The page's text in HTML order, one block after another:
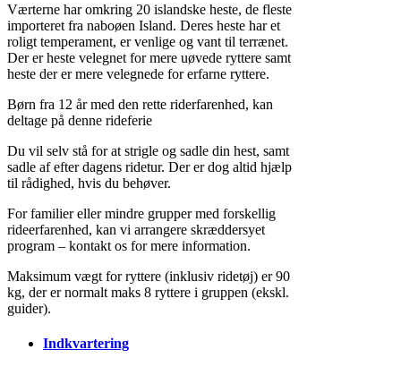
Værterne har omkring 20 islandske heste, de fleste
importeret fra naboøen Island. Deres heste har et
roligt temperament, er venlige og vant til terrænet.
Der er heste velegnet for mere uøvede ryttere samt
heste der er mere velegnede for erfarne ryttere.
Børn fra 12 år med den rette riderfarenhed, kan
deltage på denne rideferie
Du vil selv stå for at strigle og sadle din hest, samt
sadle af efter dagens ridetur. Der er dog altid hjælp
til rådighed, hvis du behøver.
For familier eller mindre grupper med forskellig
rideerfarenhed, kan vi arrangere skræddersyet
program – kontakt os for mere information.
Maksimum vægt for ryttere (inklusiv ridetøj) er 90
kg, der er normalt maks 8 ryttere i gruppen (ekskl.
guider).
Indkvartering